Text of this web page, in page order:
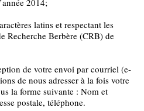
2014;
latins et respectant les
Recherche Berbère (CRB) de
de votre envoi par courriel (e-
de nous adresser à la fois votre
la forme suivante : Nom et
postale, téléphone.